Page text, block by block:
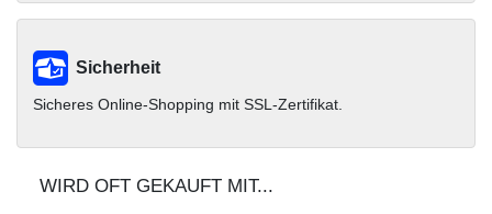
Sicherheit
Sicheres Online-Shopping mit SSL-Zertifikat.
WIRD OFT GEKAUFT MIT...